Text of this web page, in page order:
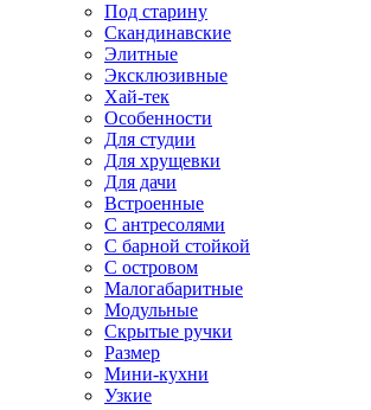
Под старину
Скандинавские
Элитные
Эксклюзивные
Хай-тек
Особенности
Для студии
Для хрущевки
Для дачи
Встроенные
С антресолями
С барной стойкой
С островом
Малогабаритные
Модульные
Скрытые ручки
Размер
Мини-кухни
Узкие